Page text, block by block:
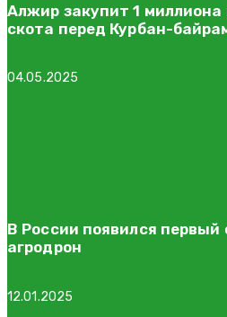
Алжир закупит 1 миллиона
скота перед Курбан-
04.05.2025
В России появился первый
агродрон
12.01.2025